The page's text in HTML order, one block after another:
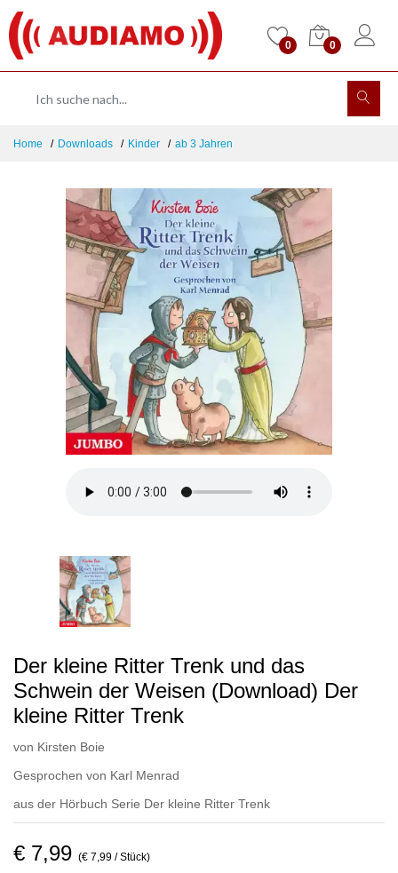
0 0
Home Downloads Kinder ab 3 Jahren
Der kleine Ritter Trenk und das
Schwein der Weisen (Download) Der
kleine Ritter Trenk
von Kirsten Boie
Gesprochen von Karl Menrad
aus der Hörbuch Serie Der kleine Ritter Trenk
€ 7,99 (€ 7,99 / Stück)